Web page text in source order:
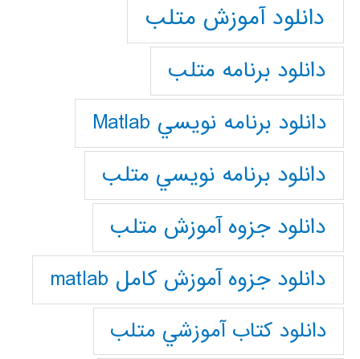
دانلود آموزش متلب
دانلود برنامه متلب
دانلود برنامه نويسي Matlab
دانلود برنامه نويسي متلب
دانلود جزوه آموزش متلب
دانلود جزوه آموزش کامل matlab
دانلود كتاب آموزشي متلب